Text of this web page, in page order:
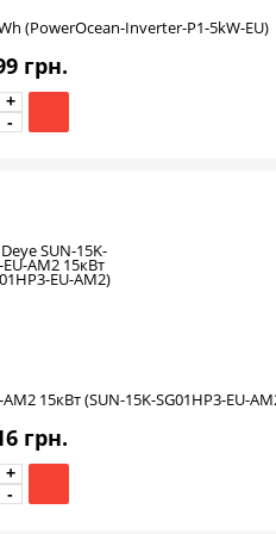
(PowerOcean-Inverter-P1-5kW-EU)
грн.
15кВт (SUN-15K-SG01HP3-EU-
грн.